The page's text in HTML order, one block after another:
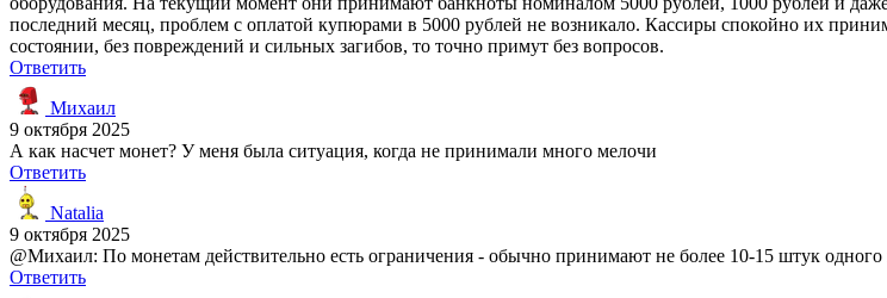
последний месяц, проблем с оплатой купюрами в 5000 рублей не возникало. Кассиры спокойно их
состоянии, без повреждений и сильных загибов, то точно примут без вопросов.
Ответить
Михаил
9 октября 2025
А как насчет монет? У меня была ситуация, когда не принимали много мелочи
Ответить
Natalia
9 октября 2025
@Михаил: По монетам действительно есть ограничения - обычно принимают не более 10-15 штук
Ответить